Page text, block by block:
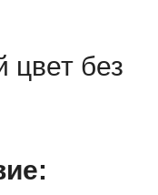
цвет без